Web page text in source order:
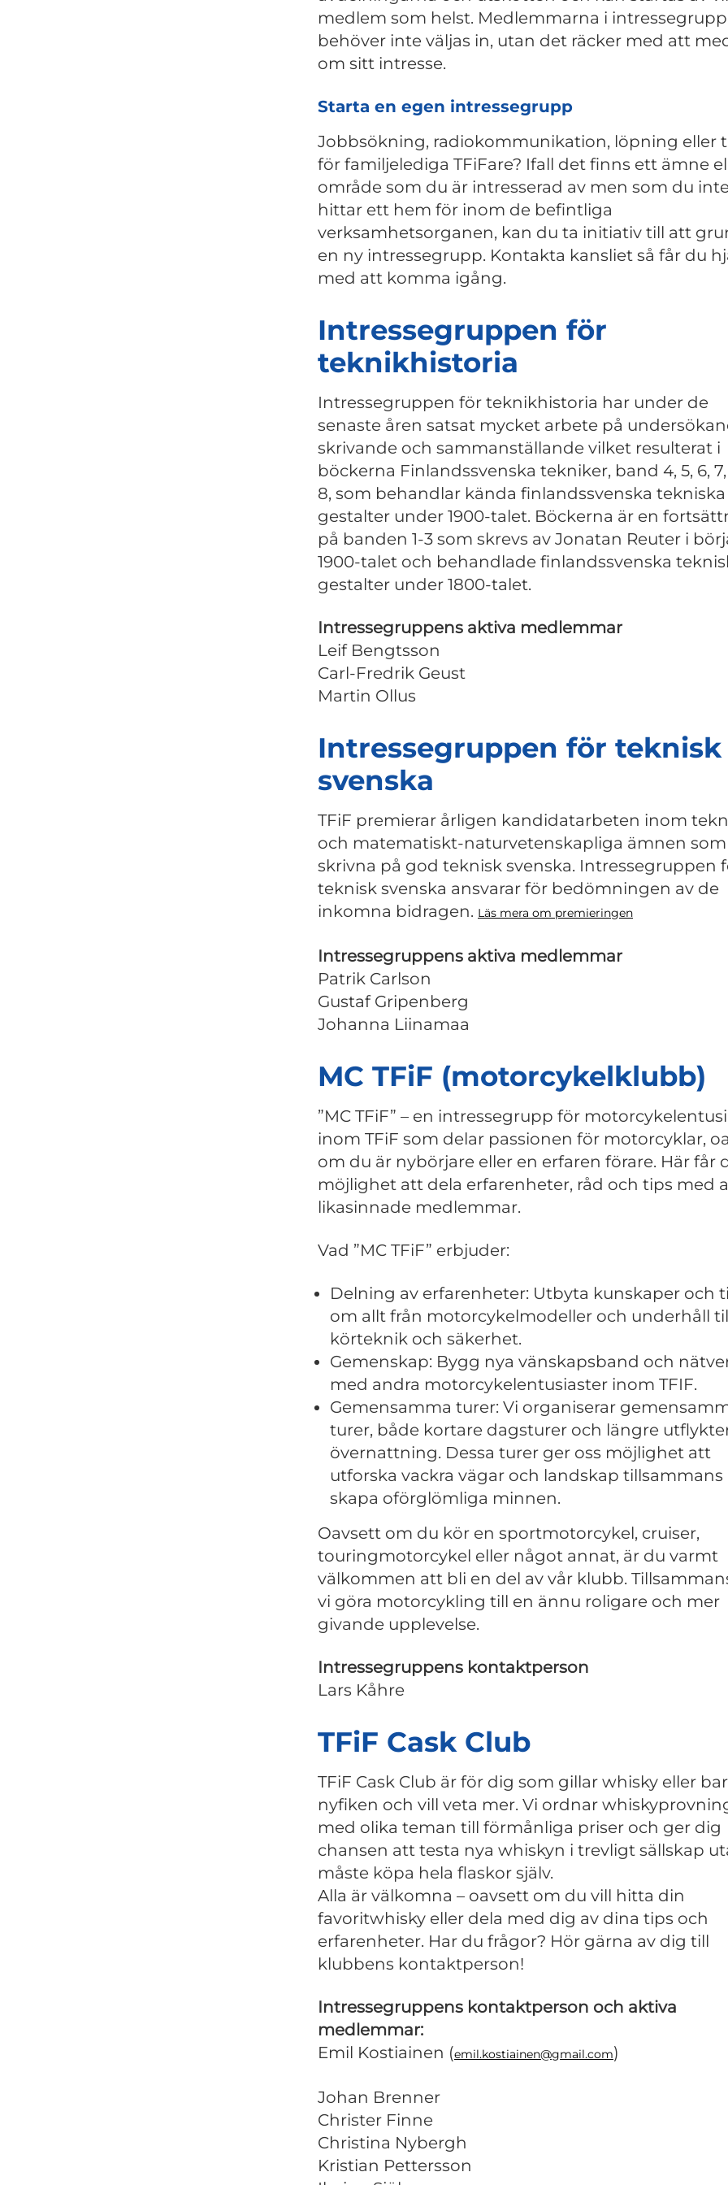
medlem som helst. Medlemmarna i
behöver inte väljas in, utan det räcker med att
om sitt intresse.
Starta en egen intressegrupp
Jobbsökning, radiokommunikation, löpning eller
för familjelediga TFiFare? Ifall det finns ett ämne
område som du är intresserad av men som du
hittar ett hem för inom de befintliga
verksamhetsorganen, kan du ta initiativ till att
en ny intressegrupp. Kontakta kansliet så får du
med att komma igång.
Intressegruppen för
teknikhistoria
Intressegruppen för teknikhistoria har under de
senaste åren satsat mycket arbete på
skrivande och sammanställande vilket resulterat i
böckerna Finlandssvenska tekniker, band 4, 5, 6,
8, som behandlar kända finlandssvenska tekniska
gestalter under 1900-talet. Böckerna är en
på banden 1-3 som skrevs av Jonatan Reuter i
1900-talet och behandlade finlandssvenska
gestalter under 1800-talet.
Intressegruppens aktiva medlemmar
Leif Bengtsson
Carl-Fredrik Geust
Martin Ollus
Intressegruppen för teknisk
svenska
TFiF premierar årligen kandidatarbeten inom
och matematiskt-naturvetenskapliga ämnen
skrivna på god teknisk svenska. Intressegruppen
teknisk svenska ansvarar för bedömningen av de
inkomna bidragen. Läs mera om premieringen
Intressegruppens aktiva medlemmar
Patrik Carlson
Gustaf Gripenberg
Johanna Liinamaa
MC TFiF (motorcykelklubb)
”MC TFiF” – en intressegrupp för
inom TFiF som delar passionen för motorcyklar,
om du är nybörjare eller en erfaren förare. Här får
möjlighet att dela erfarenheter, råd och tips med
likasinnade medlemmar.
Vad ”MC TFiF” erbjuder:
Delning av erfarenheter: Utbyta kunskaper och
om allt från motorcykelmodeller och underhåll
körteknik och säkerhet.
Gemenskap: Bygg nya vänskapsband och
med andra motorcykelentusiaster inom TFIF.
Gemensamma turer: Vi organiserar
turer, både kortare dagsturer och längre
övernattning. Dessa turer ger oss möjlighet att
utforska vackra vägar och landskap tillsammans
skapa oförglömliga minnen.
Oavsett om du kör en sportmotorcykel, cruiser,
touringmotorcykel eller något annat, är du varmt
välkommen att bli en del av vår klubb.
vi göra motorcykling till en ännu roligare och mer
givande upplevelse.
Intressegruppens kontaktperson
Lars Kåhre
TFiF Cask Club
TFiF Cask Club är för dig som gillar whisky eller
nyfiken och vill veta mer. Vi ordnar
med olika teman till förmånliga priser och ger dig
chansen att testa nya whiskyn i trevligt sällskap
måste köpa hela flaskor själv.
Alla är välkomna – oavsett om du vill hitta din
favoritwhisky eller dela med dig av dina tips och
erfarenheter. Har du frågor? Hör gärna av dig till
klubbens kontaktperson!
Intressegruppens kontaktperson och aktiva
medlemmar:
Emil Kostiainen (emil.kostiainen@gmail.com)
Johan Brenner
Christer Finne
Christina Nybergh
Kristian Pettersson